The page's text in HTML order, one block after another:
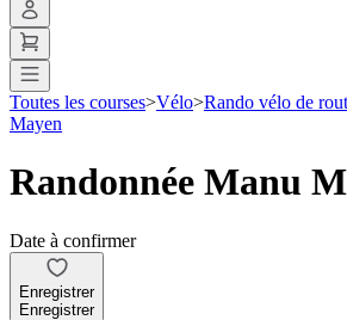
Toutes les courses>Vélo>Rando vélo de
Mayen
Randonnée Manu
Date à confirmer
Enregistrer
Enregistrer